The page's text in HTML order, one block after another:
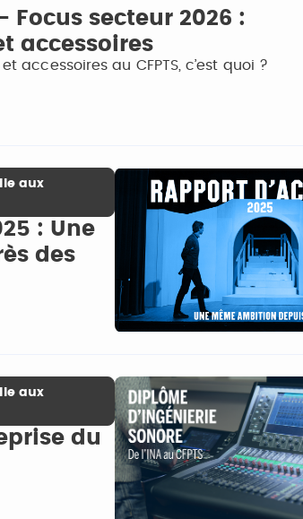
- Focus secteur 2026 :
accessoires
et accessoires au CFPTS, c’est quoi ?
aux
: Une
des
aux
du